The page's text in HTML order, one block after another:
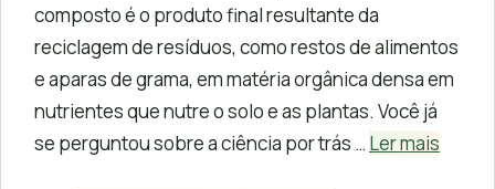
composto é o produto final resultante da
reciclagem de resíduos, como restos de alimentos
e aparas de grama, em matéria orgânica densa em
nutrientes que nutre o solo e as plantas. Você já
se perguntou sobre a ciência por trás … Ler mais